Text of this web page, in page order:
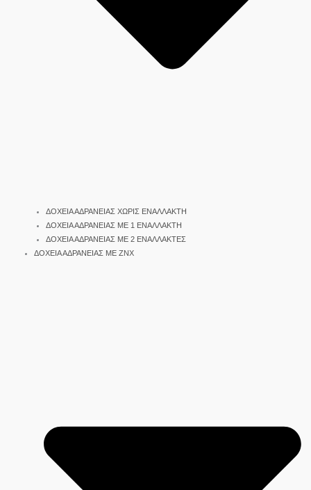
ΔΟΧΕΙΑ ΑΔΡΑΝΕΙΑΣ ΧΩΡΙΣ ΕΝΑΛΛΑΚΤΗ
ΔΟΧΕΙΑ ΑΔΡΑΝΕΙΑΣ ΜΕ 1 ΕΝΑΛΛΑΚΤΗ
ΔΟΧΕΙΑ ΑΔΡΑΝΕΙΑΣ ΜΕ 2 ΕΝΑΛΛΑΚΤΕΣ
ΔΟΧΕΙΑ ΑΔΡΑΝΕΙΑΣ ΜΕ ΖΝΧ